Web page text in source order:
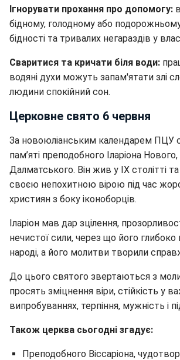
Ігнорувати прохання про допомогу:
бідному, голодному або
бідності та тривалих негараздів у
Сваритися та кричати біля води:
водяні духи можуть запам'ятати злі
людини спокійний сон.
Церковне свято 6 червня
За новоюліанським календарем ПЦУ
пам’яті преподобного Іларіона Нового,
Далматського. Він жив у IX столітті
своєю непохитною вірою під час
християн з боку іконоборців.
Іларіон мав дар зцілення,
нечистої сили, через що його
народі, а його молитви творили
До цього святого звертаються з
просять зміцнення віри, стійкість у
випробуваннях, терпіння, мужність і
Також церква сьогодні згадує:
Преподобного Віссаріона,